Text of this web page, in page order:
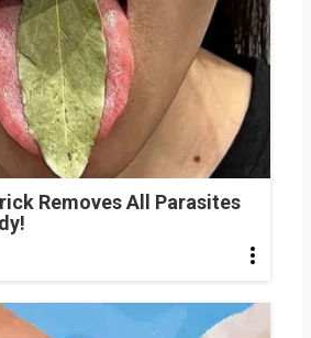
Removes All Parasites